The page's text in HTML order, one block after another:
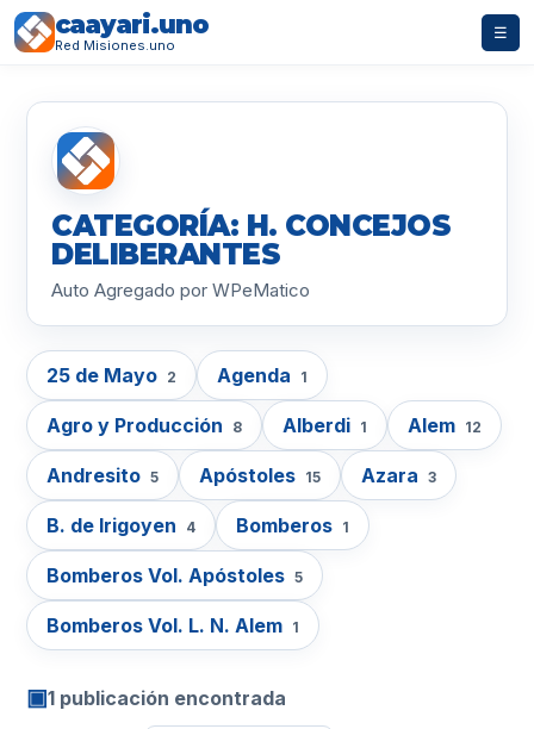
caayari.uno
Red Misiones.uno
☰
CATEGORÍA: H. CONCEJOS
DELIBERANTES
Auto Agregado por WPeMatico
25 de Mayo 2 Agenda 1
Agro y Producción 8 Alberdi 1 Alem 12
Andresito 5 Apóstoles 15 Azara 3
B. de Irigoyen 4 Bomberos 1
Bomberos Vol. Apóstoles 5
Bomberos Vol. L. N. Alem 1
▣1 publicación encontrada